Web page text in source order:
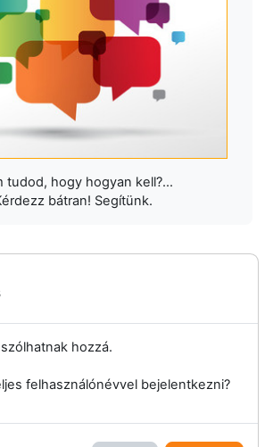
tudod, hogy hogyan kell?...
bátran! Segítünk.
hozzá.
felhasználónévvel bejelentkezni?